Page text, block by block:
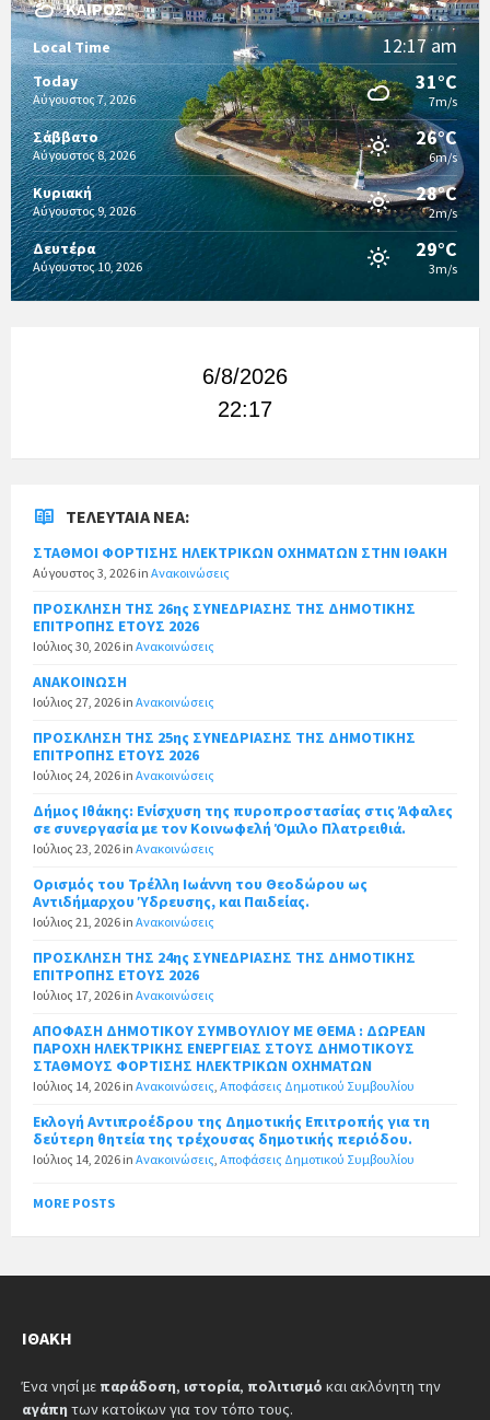
ΚΑΙΡΌΣ
Local Time 12:17 am
Today
Αύγουστος 7, 2026
31°C
7m/s
Σάββατο
Αύγουστος 8, 2026
26°C
6m/s
Κυριακή
Αύγουστος 9, 2026
28°C
2m/s
Δευτέρα
Αύγουστος 10, 2026
29°C
3m/s
6/8/2026
22:17
ΤΕΛΕΥΤΑΊΑ ΝΈΑ:
ΣΤΑΘΜΟΙ ΦΟΡΤΙΣΗΣ ΗΛΕΚΤΡΙΚΩΝ ΟΧΗΜΑΤΩΝ ΣΤΗΝ ΙΘΑΚΗ
Αύγουστος 3, 2026 in Ανακοινώσεις
ΠΡΟΣΚΛΗΣΗ ΤΗΣ 26ης ΣΥΝΕΔΡΙΑΣΗΣ ΤΗΣ ΔΗΜΟΤΙΚΗΣ
ΕΠΙΤΡΟΠΗΣ ΕΤΟΥΣ 2026
Ιούλιος 30, 2026 in Ανακοινώσεις
ΑΝΑΚΟΙΝΩΣΗ
Ιούλιος 27, 2026 in Ανακοινώσεις
ΠΡΟΣΚΛΗΣΗ ΤΗΣ 25ης ΣΥΝΕΔΡΙΑΣΗΣ ΤΗΣ ΔΗΜΟΤΙΚΗΣ
ΕΠΙΤΡΟΠΗΣ ΕΤΟΥΣ 2026
Ιούλιος 24, 2026 in Ανακοινώσεις
Δήμος Ιθάκης: Ενίσχυση της πυροπροστασίας στις Άφαλες
σε συνεργασία με τον Κοινωφελή Όμιλο Πλατρειθιά.
Ιούλιος 23, 2026 in Ανακοινώσεις
Ορισμός του Τρέλλη Ιωάννη του Θεοδώρου ως
Αντιδήμαρχου Ύδρευσης, και Παιδείας.
Ιούλιος 21, 2026 in Ανακοινώσεις
ΠΡΟΣΚΛΗΣΗ ΤΗΣ 24ης ΣΥΝΕΔΡΙΑΣΗΣ ΤΗΣ ΔΗΜΟΤΙΚΗΣ
ΕΠΙΤΡΟΠΗΣ ΕΤΟΥΣ 2026
Ιούλιος 17, 2026 in Ανακοινώσεις
ΑΠΟΦΑΣΗ ΔΗΜΟΤΙΚΟΥ ΣΥΜΒΟΥΛΙΟΥ ΜΕ ΘΕΜΑ : ΔΩΡΕΑΝ
ΠΑΡΟΧΗ ΗΛΕΚΤΡΙΚΗΣ ΕΝΕΡΓΕΙΑΣ ΣΤΟΥΣ ΔΗΜΟΤΙΚΟΥΣ
ΣΤΑΘΜΟΥΣ ΦΟΡΤΙΣΗΣ ΗΛΕΚΤΡΙΚΩΝ ΟΧΗΜΑΤΩΝ
Ιούλιος 14, 2026 in Ανακοινώσεις Αποφάσεις Δημοτικού Συμβουλίου
Εκλογή Αντιπροέδρου της Δημοτικής Επιτροπής για τη
δεύτερη θητεία της τρέχουσας δημοτικής περιόδου.
Ιούλιος 14, 2026 in Ανακοινώσεις Αποφάσεις Δημοτικού Συμβουλίου
MORE POSTS
ΙΘΆΚΗ
Ένα νησί με παράδοση, ιστορία, πολιτισμό και ακλόνητη την
αγάπη των κατοίκων για τον τόπο τους.